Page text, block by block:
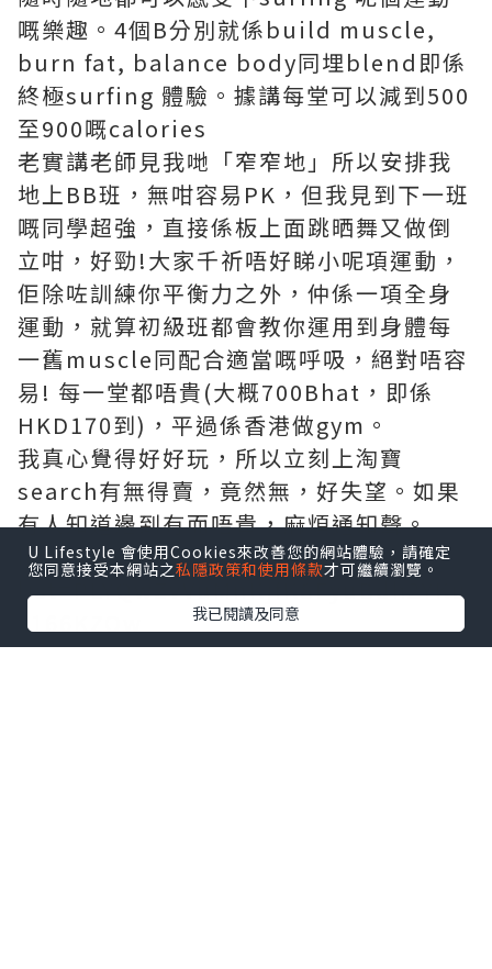
嘅樂趣。4個B分別就係build muscle,
burn fat, balance body同埋blend即係
終極surfing 體驗。據講每堂可以減到500
至900嘅calories
老實講老師見我哋「窄窄地」所以安排我
地上BB班，無咁容易PK，但我見到下一班
嘅同學超強，直接係板上面跳晒舞又做倒
立咁，好勁!大家千祈唔好睇小呢項運動，
佢除咗訓練你平衡力之外，仲係一項全身
運動，就算初級班都會教你運用到身體每
一舊muscle同配合適當嘅呼吸，絕對唔容
易! 每一堂都唔貴(大概700Bhat，即係
HKD170到)，平過係香港做gym。
我真心覺得好好玩，所以立刻上淘寶
search有無得賣，竟然無，好失望。如果
有人知道邊到有而唔貴，麻煩通知聲。
https://youtu.be/wLteSYe2SnA?
list=PLYQwZvVuMnKjfKSFyuBdh2YKu
x166KZOw
U Lifestyle 會使用Cookies來改善您的網站體驗，請確定
您同意接受本網站之私隱政策和使用條款才可繼續瀏覽。
我已閱讀及同意